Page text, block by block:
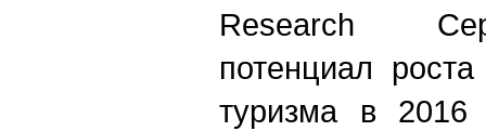
Research
потенциал
туризма в 2016